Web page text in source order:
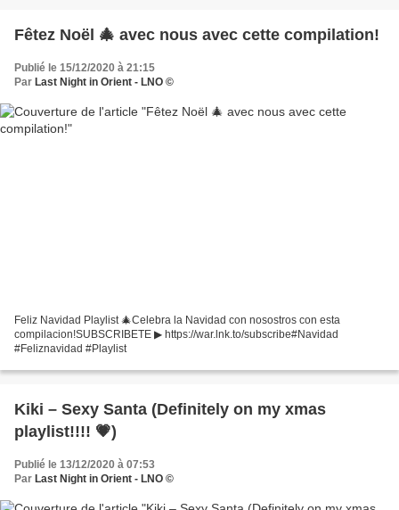
Fêtez Noël 🎄 avec nous avec cette compilation!
Publié le 15/12/2020 à 21:15
Par Last Night in Orient - LNO ©
Feliz Navidad Playlist 🎄Celebra la Navidad con nosostros con esta
compilacion!SUBSCRIBETE ▶ https://war.lnk.to/subscribe#Navidad
#Feliznavidad #Playlist
Kiki – Sexy Santa (Definitely on my xmas
playlist!!!! 💗)
Publié le 13/12/2020 à 07:53
Par Last Night in Orient - LNO ©